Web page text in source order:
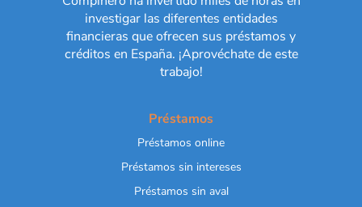
investigar las diferentes entidades
financieras que ofrecen sus préstamos y
créditos en España. ¡Aprovéchate de este
trabajo!
Préstamos
Préstamos online
Préstamos sin intereses
Préstamos sin aval